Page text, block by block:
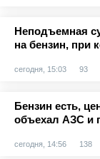
Неподъемная
на бензин, при
сегодня, 15:03 93
Бензин есть,
объехал АЗС и
сегодня, 14:56 138